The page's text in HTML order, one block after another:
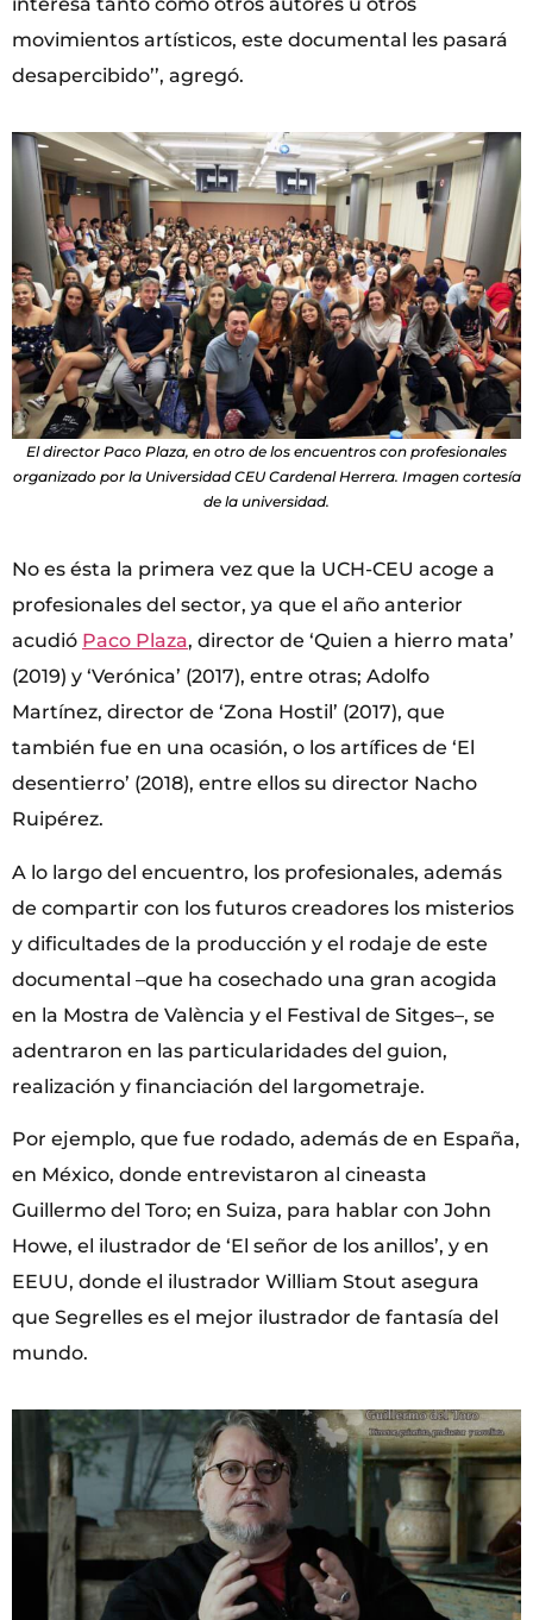
movimientos artísticos, este documental les pasará
desapercibido’’, agregó.
El director Paco Plaza, en otro de los encuentros con profesionales
organizado por la Universidad CEU Cardenal Herrera. Imagen cortesía
de la universidad.
No es ésta la primera vez que la UCH-CEU acoge a
profesionales del sector, ya que el año anterior
acudió Paco Plaza, director de ‘Quien a hierro mata’
(2019) y ‘Verónica’ (2017), entre otras; Adolfo
Martínez, director de ‘Zona Hostil’ (2017), que
también fue en una ocasión, o los artífices de ‘El
desentierro’ (2018), entre ellos su director Nacho
Ruipérez.
A lo largo del encuentro, los profesionales, además
de compartir con los futuros creadores los misterios
y dificultades de la producción y el rodaje de este
documental –que ha cosechado una gran acogida
en la Mostra de València y el Festival de Sitges–, se
adentraron en las particularidades del guion,
realización y financiación del largometraje.
Por ejemplo, que fue rodado, además de en España,
en México, donde entrevistaron al cineasta
Guillermo del Toro; en Suiza, para hablar con John
Howe, el ilustrador de ‘El señor de los anillos’, y en
EEUU, donde el ilustrador William Stout asegura
que Segrelles es el mejor ilustrador de fantasía del
mundo.